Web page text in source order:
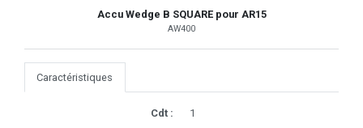
Accu Wedge B SQUARE pour AR15
AW400
Caractéristiques
Cdt :
1